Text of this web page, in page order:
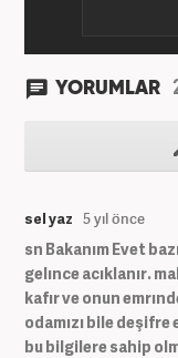
YORUMLAR
sel yaz 5 yıl önce
sn Bakanım Evet
gelınce acıklanır.
kafır ve onun
odamızı bile
bu bilgilere sahip